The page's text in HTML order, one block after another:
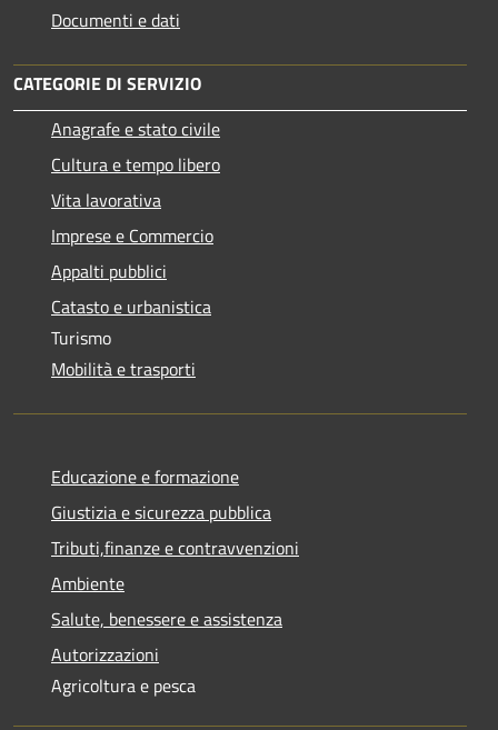
Documenti e dati
CATEGORIE DI SERVIZIO
Anagrafe e stato civile
Cultura e tempo libero
Vita lavorativa
Imprese e Commercio
Appalti pubblici
Catasto e urbanistica
Turismo
Mobilità e trasporti
Educazione e formazione
Giustizia e sicurezza pubblica
Tributi,finanze e contravvenzioni
Ambiente
Salute, benessere e assistenza
Autorizzazioni
Agricoltura e pesca